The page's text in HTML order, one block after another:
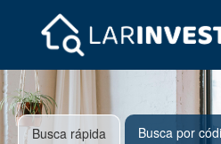
Busca rápida Busca por